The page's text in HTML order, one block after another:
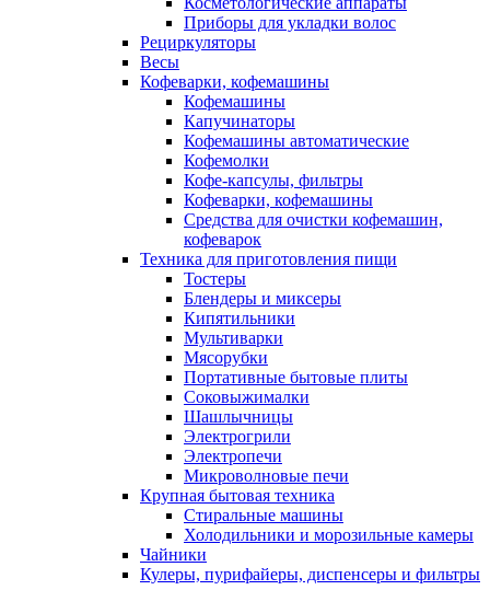
Приборы для укладки волос
Рециркуляторы
Весы
Кофеварки, кофемашины
Кофемашины
Капучинаторы
Кофемашины автоматические
Кофемолки
Кофе-капсулы, фильтры
Кофеварки, кофемашины
Средства для очистки кофемашин,
кофеварок
Техника для приготовления пищи
Тостеры
Блендеры и миксеры
Кипятильники
Мультиварки
Мясорубки
Портативные бытовые плиты
Соковыжималки
Шашлычницы
Электрогрили
Электропечи
Микроволновые печи
Крупная бытовая техника
Стиральные машины
Холодильники и морозильные камеры
Чайники
Кулеры, пурифайеры, диспенсеры и фильтры